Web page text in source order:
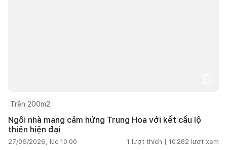
Trên 200m2
Ngôi nhà mang cảm hứng Trung Hoa với kết cấu lộ
thiên hiện đại
27/06/2026, lúc 10:00 1 lượt thích | 10.282 lượt xem